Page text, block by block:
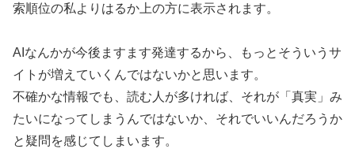
索順位の私よりはるか上の方に表示されます。
AIなんかが今後ますます発達するから、もっとそういうサ
イトが増えていくんではないかと思います。
不確かな情報でも、読む人が多ければ、それが「真実」み
たいになってしまうんではないか、それでいいんだろうか
と疑問を感じてしまいます。